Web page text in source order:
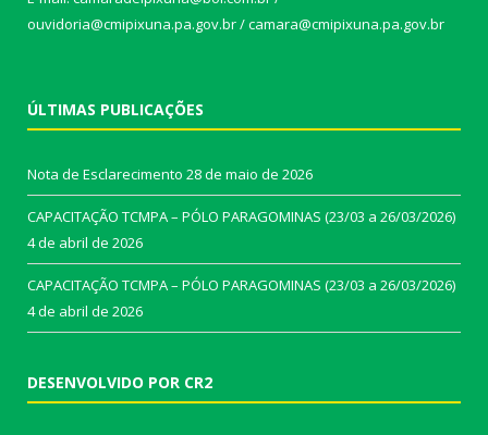
ouvidoria@cmipixuna.pa.gov.br / camara@cmipixuna.pa.gov.br
ÚLTIMAS PUBLICAÇÕES
Nota de Esclarecimento 28 de maio de 2026
CAPACITAÇÃO TCMPA – PÓLO PARAGOMINAS (23/03 a 26/03/2026)
4 de abril de 2026
CAPACITAÇÃO TCMPA – PÓLO PARAGOMINAS (23/03 a 26/03/2026)
4 de abril de 2026
DESENVOLVIDO POR CR2